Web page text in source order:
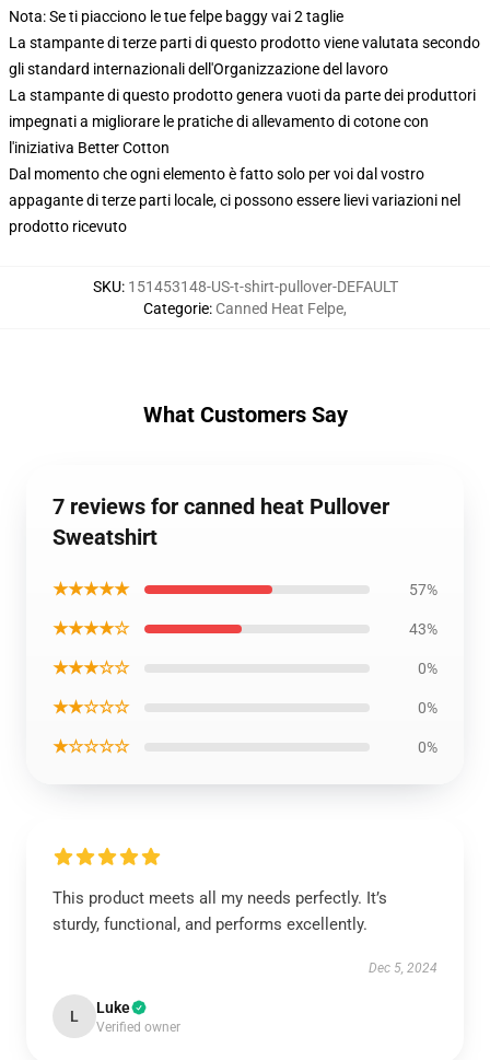
Nota: Se ti piacciono le tue felpe baggy vai 2 taglie
La stampante di terze parti di questo prodotto viene valutata secondo
gli standard internazionali dell'Organizzazione del lavoro
La stampante di questo prodotto genera vuoti da parte dei produttori
impegnati a migliorare le pratiche di allevamento di cotone con
l'iniziativa Better Cotton
Dal momento che ogni elemento è fatto solo per voi dal vostro
appagante di terze parti locale, ci possono essere lievi variazioni nel
prodotto ricevuto
SKU: 151453148-US-t-shirt-pullover-DEFAULT
Categorie: Canned Heat Felpe,
What Customers Say
7 reviews for canned heat Pullover
Sweatshirt
★★★★★ 57%
★★★★☆ 43%
★★★☆☆ 0%
★★☆☆☆ 0%
★☆☆☆☆ 0%
This product meets all my needs perfectly. It’s
sturdy, functional, and performs excellently.
Dec 5, 2024
L Luke
Verified owner